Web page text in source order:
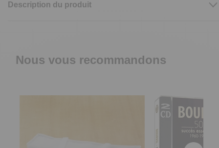
Description du produit
Nous vous recommandons